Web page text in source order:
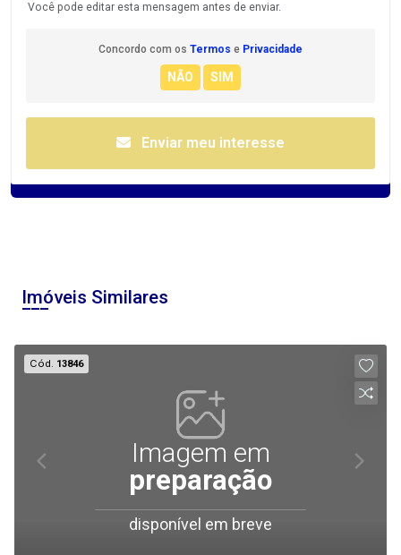
Você pode editar esta mensagem antes de enviar.
Concordo com os Termos e Privacidade
Enviar meu interesse
Imóveis Similares
Cód. 13846
Imagem em
preparação
disponível em breve